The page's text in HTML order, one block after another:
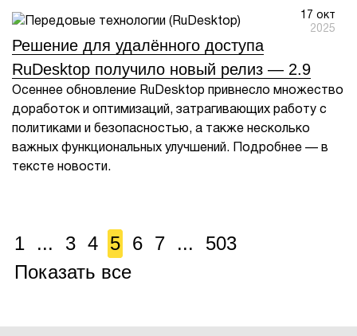
17 окт
2025
Решение для удалённого доступа
RuDesktop получило новый релиз — 2.9
Осеннее обновление RuDesktop привнесло множество
доработок и оптимизаций, затрагивающих работу с
политиками и безопасностью, а также несколько
важных функциональных улучшений. Подробнее — в
тексте новости.
1 ... 3 4 5 6 7 ...
503
Показать все